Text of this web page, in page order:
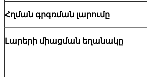
Հղման գրգռման լարումը
Լարերի միացման եղանակը